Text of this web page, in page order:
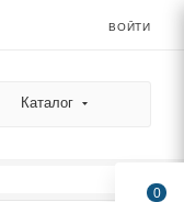
ВОЙТИ
Каталог
0